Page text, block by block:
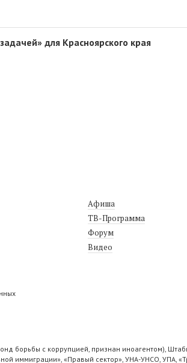
для Красноярского края
Афиша
ТВ-Программа
Форум
Видео
борьбы с коррупцией, признан иноагентом),
иммиграции», «Правый сектор», УНА-УНСО, УПА,